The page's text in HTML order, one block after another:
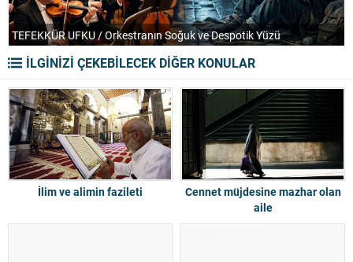
TEFEKKÜR UFKU / Orkestranın Soğuk ve Despotik Yüzü
İLGİNİZİ ÇEKEBİLECEK DİĞER KONULAR
İlim ve alimin fazileti
Cennet müjdesine mazhar olan
aile